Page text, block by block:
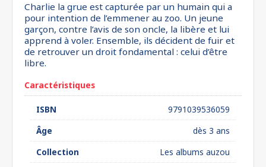
Charlie la grue est capturée par un humain qui a
pour intention de l’emmener au zoo. Un jeune
garçon, contre l’avis de son oncle, la libère et lui
apprend à voler. Ensemble, ils décident de fuir et
de retrouver un droit fondamental : celui d’être
libre.
Caractéristiques
ISBN
9791039536059
Âge
dès 3 ans
Collection
Les albums auzou